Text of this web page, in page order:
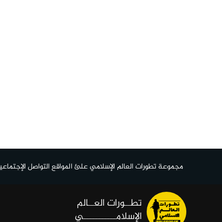
مجموعة تطورات العالم الإسلامي علئ المواقع التواصل
تطــورات العــالم
الإسلامـــــــــــي